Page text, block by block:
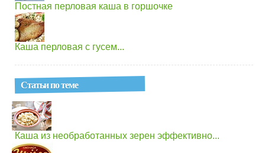
Постная перловая каша в горшочке
Каша перловая с гусем...
Статьи по теме
Каша из необработанных зерен эффективно...